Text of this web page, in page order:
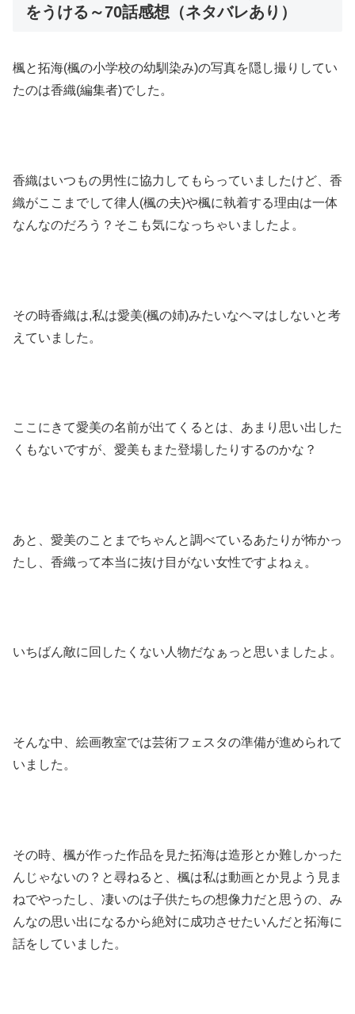
をうける～70話感想（ネタバレあり）
楓と拓海(楓の小学校の幼馴染み)の写真を隠し撮りしてい
たのは香織(編集者)でした。
香織はいつもの男性に協力してもらっていましたけど、香
織がここまでして律人(楓の夫)や楓に執着する理由は一体
なんなのだろう？そこも気になっちゃいましたよ。
その時香織は,私は愛美(楓の姉)みたいなヘマはしないと考
えていました。
ここにきて愛美の名前が出てくるとは、あまり思い出した
くもないですが、愛美もまた登場したりするのかな？
あと、愛美のことまでちゃんと調べているあたりが怖かっ
たし、香織って本当に抜け目がない女性ですよねぇ。
いちばん敵に回したくない人物だなぁっと思いましたよ。
そんな中、絵画教室では芸術フェスタの準備が進められて
いました。
その時、楓が作った作品を見た拓海は造形とか難しかった
んじゃないの？と尋ねると、楓は私は動画とか見よう見ま
ねでやったし、凄いのは子供たちの想像力だと思うの、み
んなの思い出になるから絶対に成功させたいんだと拓海に
話をしていました。